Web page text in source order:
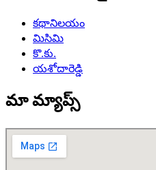
కథానిలయం
మిసిమి
కొ.కు.
యశోదారెడ్డి
మా మ్యాప్స్